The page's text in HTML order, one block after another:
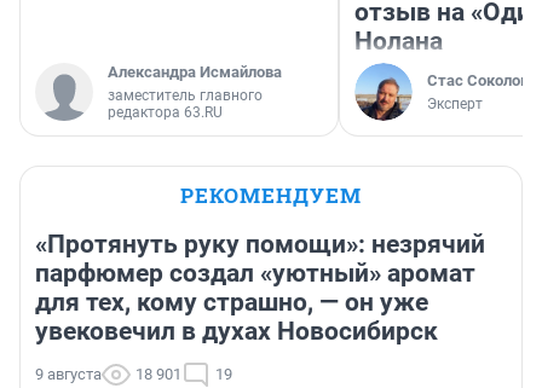
Александра Исмайлова
заместитель главного
редактора 63.RU
отзыв на
Нолана
Стас Соколов
Эксперт
РЕКОМЕНДУЕМ
«Протянуть руку помощи»: незрячий
парфюмер создал «уютный» аромат
для тех, кому страшно, — он уже
увековечил в духах Новосибирск
9 августа 18 901 19